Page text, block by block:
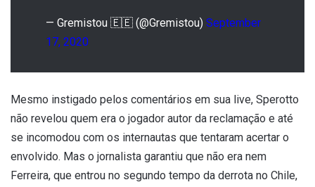
— Gremistou 🇪🇪 (@Gremistou) September
17, 2020
Mesmo instigado pelos comentários em sua live, Sperotto
não revelou quem era o jogador autor da reclamação e até
se incomodou com os internautas que tentaram acertar o
envolvido. Mas o jornalista garantiu que não era nem
Ferreira, que entrou no segundo tempo da derrota no Chile,